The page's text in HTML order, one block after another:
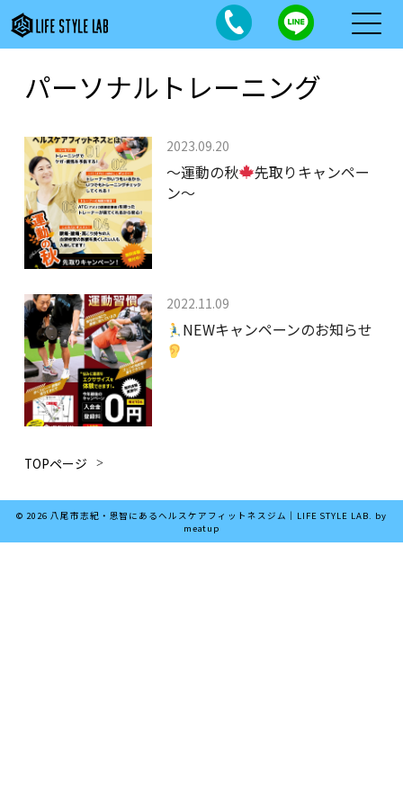
パーソナルトレーニング
2023.09.20
～運動の秋
先取りキャンペー
ン～
2022.11.09
NEWキャンペーンのお知らせ
TOPページ
© 2026 八尾市志紀・恩智にあるヘルスケアフィットネスジム｜LIFE STYLE LAB. by
meatup